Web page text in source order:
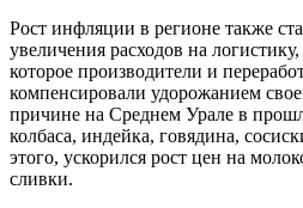
Рост инфляции в регионе также
увеличения расходов на
которое производители и
компенсировали удорожанием
причине на Среднем Урале в
колбаса, индейка, говядина,
этого, ускорился рост цен на
сливки.